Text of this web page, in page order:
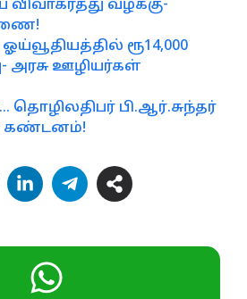
விவாகரத்து வழக்கு-
ரூ14,000
அரசு ஊழியர்கள்
தொழிலதிபர் பி.ஆர்.சுந்தர்
கண்டனம்!